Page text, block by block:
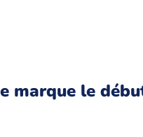
marque le